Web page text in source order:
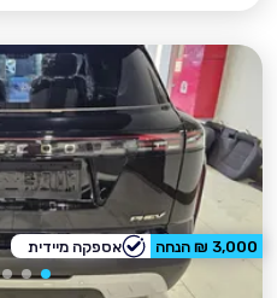
3,000 ₪ הנחה אספקה מיידית